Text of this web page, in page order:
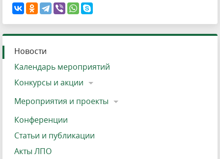
Новости
Календарь мероприятий
Конкурсы и акции
Мероприятия и проекты
Конференции
Статьи и публикации
Акты ЛПО